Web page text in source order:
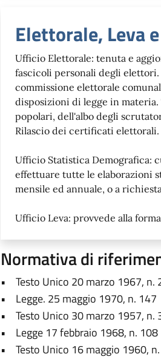
Unità
Elettorale, Leva
Ufficio Elettorale: tenuta e
fascicoli personali degli
commissione elettorale
disposizioni di legge in
popolari, dell'albo degli
Rilascio dei certificati
Ufficio Statistica Demografica:
effettuare tutte le elaborazioni
mensile ed annuale, o a
Ufficio Leva: provvede alla
Normativa di
• Testo Unico 20 marzo 1967, n.
• Legge. 25 maggio 1970, n. 147
• Testo Unico 30 marzo 1957, n.
• Legge 17 febbraio 1968, n. 108
• Testo Unico 16 maggio 1960,